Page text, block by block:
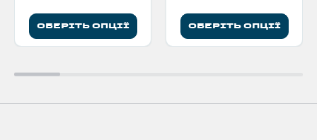
ОБЕРІТЬ ОПЦІЇ ОБЕРІТЬ ОПЦІЇ